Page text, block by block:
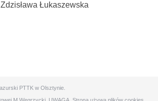
Zdzisława Łukaszewska
PTTK w Olsztynie.